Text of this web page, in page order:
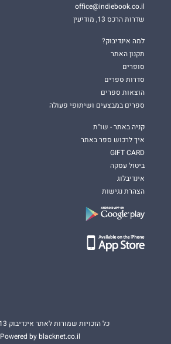
office@indiebook.co.il
שדרות הרכס 13, מודיעין
למה אינדיבוק?
תקנון האתר
סופרים
סדרות ספרים
הוצאות ספרים
ספרים במבצעים ושיתופי פעולה
קניה באתר - שו"ת
איך לרכוש ספר באתר
GIFT CARD
ביטול עסקה
אינדיבלוג
הצהרת נגישות
כל הזכויות שמורות לאתר אינדיבוק 2013- 2026
Powered by blacknet.co.il